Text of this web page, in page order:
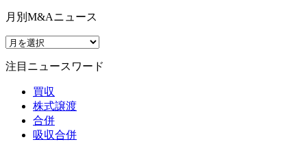
月別M&Aニュース
注目ニュースワード
買収
株式譲渡
合併
吸収合併